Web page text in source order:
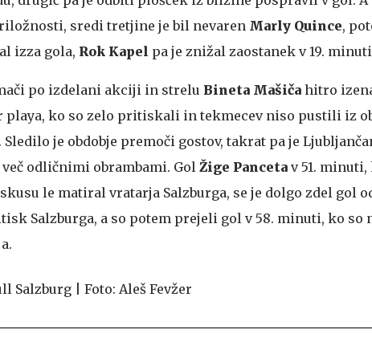
sredi tretjine je bil nevaren Marly Quince,
izza gola, Rok Kapel pa je znižal zaostanek v 19.
po izdelani akciji in strelu Bineta Mašiča hitro
playa, ko so zelo pritiskali in tekmecev niso pustili iz
je obdobje premoči gostov, takrat pa je
več odličnimi obrambami. Gol Žige Panceta v 51. minuti,
le matiral vratarja Salzburga, se je dolgo zdel gol
Salzburga, a so potem prejeli gol v 58. minuti, ko so